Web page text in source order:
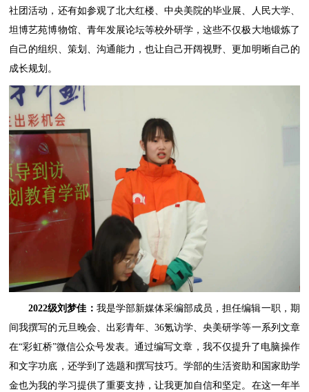
社团活动，还有如参观了北大红楼、中央美院的毕业展、人民大学、
坦博艺苑博物馆、青年发展论坛等校外研学，这些不仅极大地锻炼了
自己的组织、策划、沟通能力，也让自己开阔视野、更加明晰自己的
成长规划。
2022级刘梦佳： 我是学部新媒体采编部成员，担任编辑一职，期
间我撰写的元旦晚会、出彩青年、36氪访学、央美研学等一系列文章
在“彩虹桥”微信公众号发表。通过编写文章，我不仅提升了电脑操作
和文字功底，还学到了选题和撰写技巧。学部的生活资助和国家助学
金也为我的学习提供了重要支持，让我更加自信和坚定。在这一年半